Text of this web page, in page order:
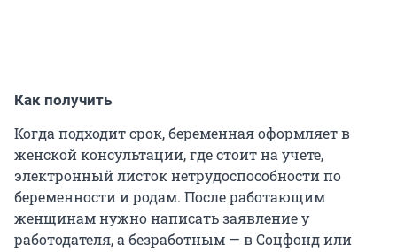
Как получить
Когда подходит срок, беременная оформляет в
женской консультации, где стоит на учете,
электронный листок нетрудоспособности по
беременности и родам. После работающим
женщинам нужно написать заявление у
работодателя, а безработным — в Соцфонд или